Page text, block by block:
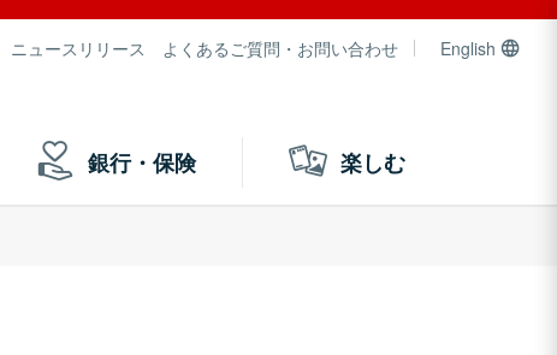
ニュースリリース よくあるご質問・お問い合わせ English
銀行・保険 楽しむ